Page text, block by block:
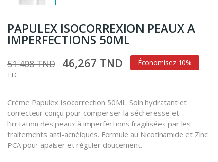
PAPULEX ISOCORREXION PEAUX A
IMPERFECTIONS 50ML
51,408 TND 46,267 TND Économisez 10%
TTC
Crème Papulex Isocorrection 50ML. Soin hydratant et
correcteur conçu pour compenser la sécheresse et
l'irritation des peaux à imperfections fragilisées par les
traitements anti-acnéiques. Formule au Nicotinamide et Zinc
PCA pour apaiser et réguler doucement.